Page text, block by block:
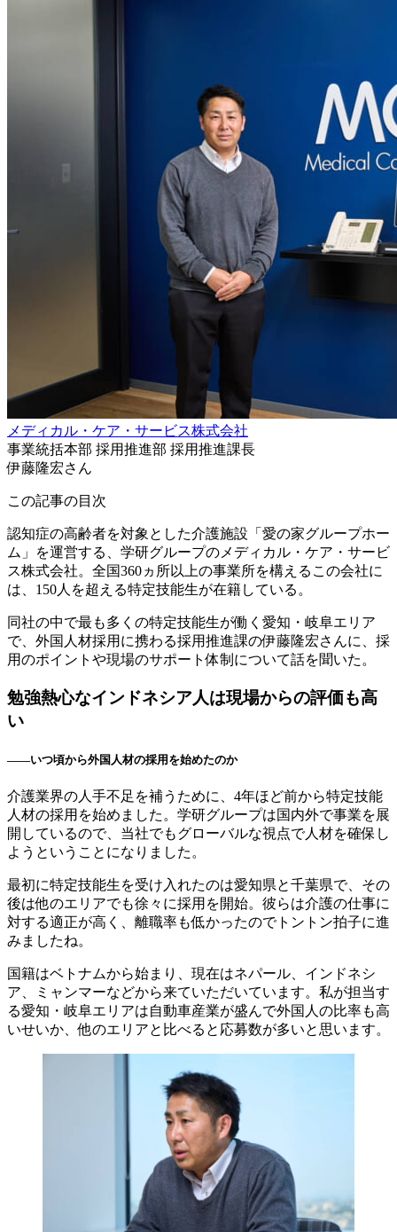
メディカル・ケア・サービス株式会社
事業統括本部 採用推進部 採用推進課長
伊藤隆宏さん
この記事の目次
認知症の高齢者を対象とした介護施設「愛の家グループホー
ム」を運営する、学研グループのメディカル・ケア・サービ
ス株式会社。全国360ヵ所以上の事業所を構えるこの会社に
は、150人を超える特定技能生が在籍している。
同社の中で最も多くの特定技能生が働く愛知・岐阜エリア
で、外国人材採用に携わる採用推進課の伊藤隆宏さんに、採
用のポイントや現場のサポート体制について話を聞いた。
勉強熱心なインドネシア人は現場からの評価も高
い
――いつ頃から外国人材の採用を始めたのか
介護業界の人手不足を補うために、4年ほど前から特定技能
人材の採用を始めました。学研グループは国内外で事業を展
開しているので、当社でもグローバルな視点で人材を確保し
ようということになりました。
最初に特定技能生を受け入れたのは愛知県と千葉県で、その
後は他のエリアでも徐々に採用を開始。彼らは介護の仕事に
対する適正が高く、離職率も低かったのでトントン拍子に進
みましたね。
国籍はベトナムから始まり、現在はネパール、インドネシ
ア、ミャンマーなどから来ていただいています。私が担当す
る愛知・岐阜エリアは自動車産業が盛んで外国人の比率も高
いせいか、他のエリアと比べると応募数が多いと思います。